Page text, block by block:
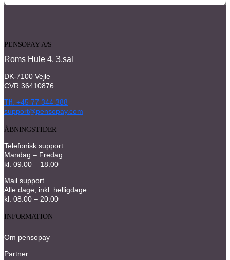
PENSOPAY A/S
Roms Hule 4, 3.sal
DK-7100 Vejle
CVR 36410876
Tlf. +45 77 344 388
support@pensopay.com
ÅBNINGSTIDER
Telefonisk support
Mandag – Fredag
kl. 09.00 – 18.00
Mail support
Alle dage, inkl. helligdage
kl. 08.00 – 20.00
INFORMATION
Om pensopay
Partner